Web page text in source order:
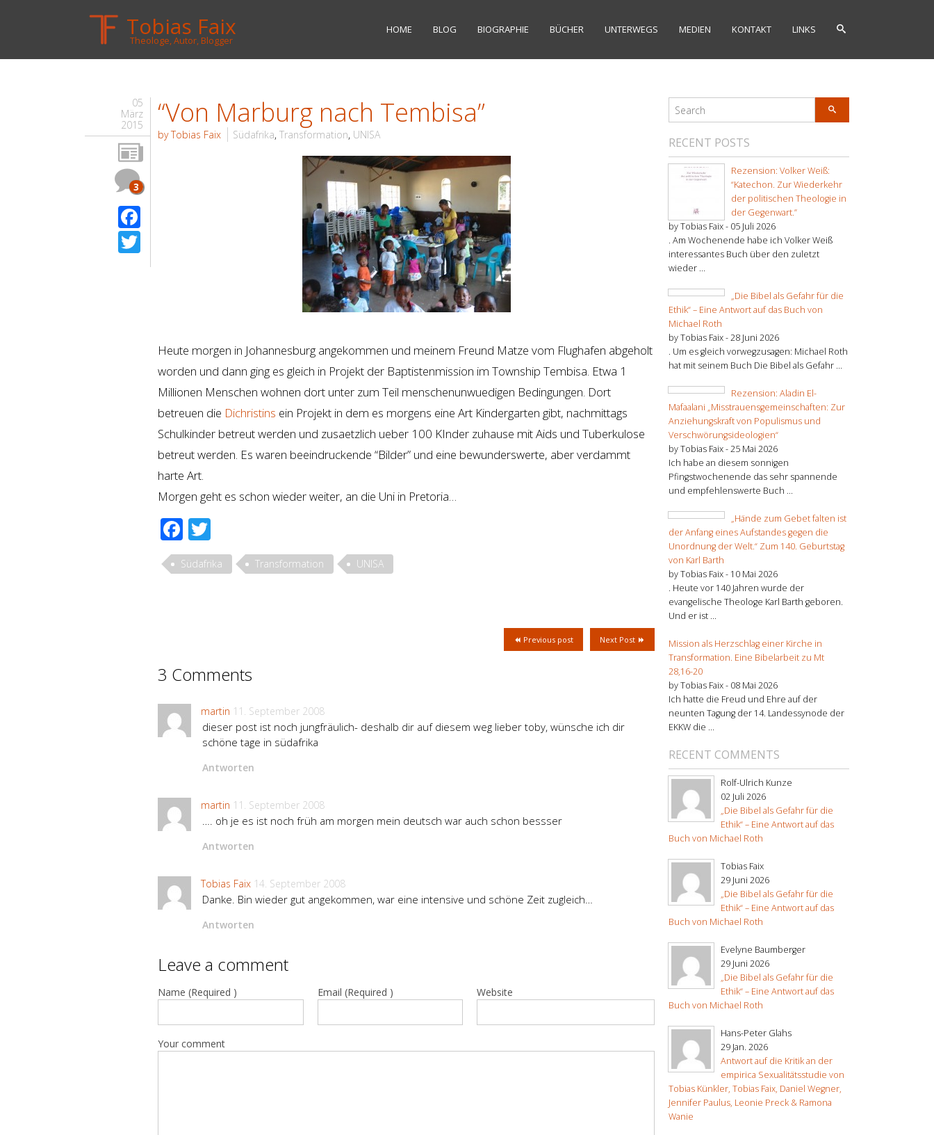
Tobias Faix
Theologe, Autor, Blogger
HOME BLOG BIOGRAPHIE BÜCHER UNTERWEGS MEDIEN KONTAKT LINKS
05
März
2015
3
“Von Marburg nach Tembisa”
by Tobias Faix Südafrika, Transformation, UNISA
Heute morgen in Johannesburg angekommen und meinem Freund Matze vom Flughafen abgeholt
worden und dann ging es gleich in Projekt der Baptistenmission im Township Tembisa. Etwa 1
Millionen Menschen wohnen dort unter zum Teil menschenunwuedigen Bedingungen. Dort
betreuen die Dichristins ein Projekt in dem es morgens eine Art Kindergarten gibt, nachmittags
Schulkinder betreut werden und zusaetzlich ueber 100 KInder zuhause mit Aids und Tuberkulose
betreut werden. Es waren beeindruckende “Bilder” und eine bewunderswerte, aber verdammt
harte Art.
Morgen geht es schon wieder weiter, an die Uni in Pretoria…
Facebook
Südafrika Transformation UNISA
Next Post
Previous post
3 Comments
martin 11. September 2008
dieser post ist noch jungfräulich- deshalb dir auf diesem weg lieber toby, wünsche ich dir
schöne tage in südafrika
Antworten
martin 11. September 2008
…. oh je es ist noch früh am morgen mein deutsch war auch schon bessser
Antworten
Tobias Faix 14. September 2008
Danke. Bin wieder gut angekommen, war eine intensive und schöne Zeit zugleich…
Antworten
Leave a comment
Name (Required ) Email (Required ) Website
Your comment
RECENT POSTS
Rezension: Volker Weiß:
“Katechon. Zur Wiederkehr
der politischen Theologie in
der Gegenwart.”
by Tobias Faix - 05 Juli 2026
. Am Wochenende habe ich Volker Weiß
interessantes Buch über den zuletzt
wieder ...
„Die Bibel als Gefahr für die
Ethik“ – Eine Antwort auf das Buch von
Michael Roth
by Tobias Faix -28 Juni 2026
. Um es gleich vorwegzusagen: Michael Roth
hat mit seinem Buch Die Bibel als Gefahr ...
Rezension: Aladin El-
Mafaalani „Misstrauensgemeinschaften: Zur
Anziehungskraft von Populismus und
Verschwörungsideologien“
by Tobias Faix -25 Mai 2026
Ich habe an diesem sonnigen
Pfingstwochenende das sehr spannende
und empfehlenswerte Buch ...
„Hände zum Gebet falten ist
der Anfang eines Aufstandes gegen die
Unordnung der Welt.“ Zum 140. Geburtstag
von Karl Barth
by Tobias Faix - 10 Mai 2026
. Heute vor 140 Jahren wurde der
evangelische Theologe Karl Barth geboren.
Und er ist ...
Mission als Herzschlag einer Kirche in
Transformation. Eine Bibelarbeit zu Mt
28,16-20
by Tobias Faix - 08 Mai 2026
Ich hatte die Freud und Ehre auf der
neunten Tagung der 14. Landessynode der
EKKW die ...
RECENT COMMENTS
Rolf-Ulrich Kunze
02 Juli 2026
„Die Bibel als Gefahr für die
Ethik“ – Eine Antwort auf das
Buch von Michael Roth
Tobias Faix
29 Juni 2026
„Die Bibel als Gefahr für die
Ethik“ – Eine Antwort auf das
Buch von Michael Roth
Evelyne Baumberger
29 Juni 2026
„Die Bibel als Gefahr für die
Ethik“ – Eine Antwort auf das
Buch von Michael Roth
Hans-Peter Glahs
29 Jan. 2026
Antwort auf die Kritik an der
empirica Sexualitätsstudie von
Tobias Künkler, Tobias Faix, Daniel Wegner,
Jennifer Paulus, Leonie Preck & Ramona
Wanie